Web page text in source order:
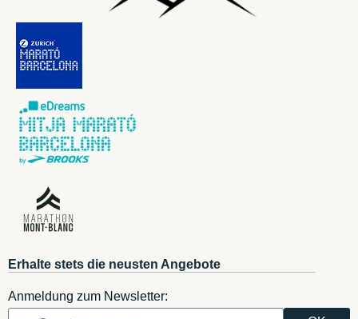
Erhalte stets die neusten Angebote
Anmeldung zum Newsletter: